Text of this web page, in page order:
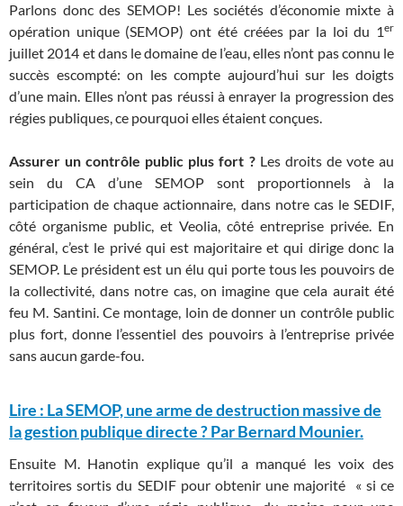
Parlons donc des SEMOP! Les sociétés d’économie mixte à
opération unique (SEMOP) ont été créées par la loi du 1er
juillet 2014 et dans le domaine de l’eau, elles n’ont pas connu le
succès escompté: on les compte aujourd’hui sur les doigts
d’une main. Elles n’ont pas réussi à enrayer la progression des
régies publiques, ce pourquoi elles étaient conçues.
Assurer un contrôle public plus fort ?Les droits de vote au
sein du CA d’une SEMOP sont proportionnels à la
participation de chaque actionnaire, dans notre cas le SEDIF,
côté organisme public, et Veolia, côté entreprise privée. En
général, c’est le privé qui est majoritaire et qui dirige donc la
SEMOP. Le président est un élu qui porte tous les pouvoirs de
la collectivité, dans notre cas, on imagine que cela aurait été
feu M. Santini. Ce montage, loin de donner un contrôle public
plus fort, donne l’essentiel des pouvoirs à l’entreprise privée
sans aucun garde-fou.
Lire : La SEMOP, une arme de destruction massive de
la gestion publique directe ? Par Bernard Mounier.
Ensuite M. Hanotin explique qu’il a manqué les voix des
territoires sortis du SEDIF pour obtenir une majorité « si ce